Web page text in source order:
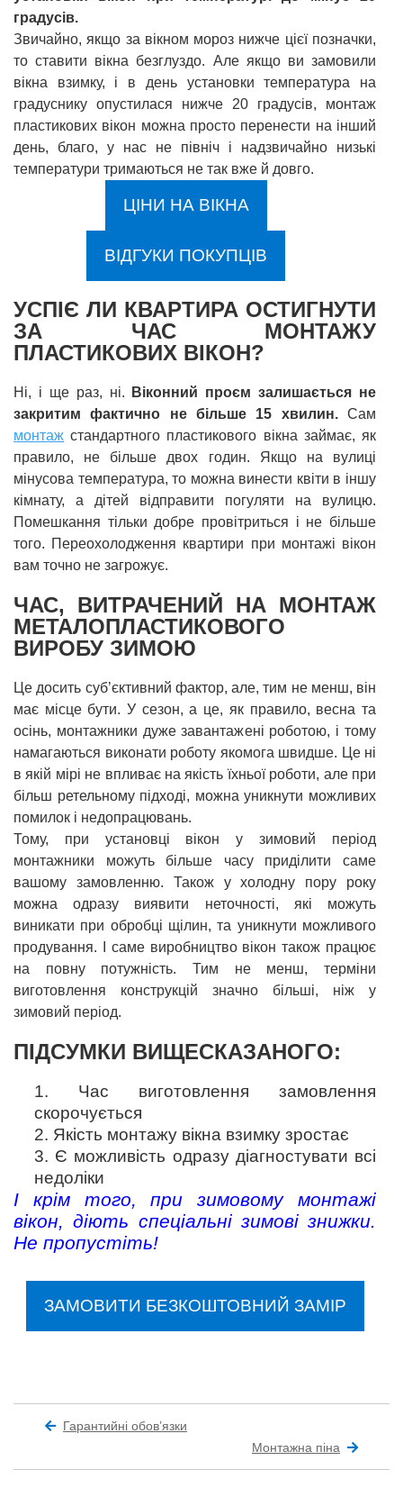
градусів.
Звичайно, якщо за вікном мороз нижче цієї позначки,
то ставити вікна безглуздо. Але якщо ви замовили
вікна взимку, і в день установки температура на
градуснику опустилася нижче 20 градусів, монтаж
пластикових вікон можна просто перенести на інший
день, благо, у нас не північ і надзвичайно низькі
температури тримаються не так вже й довго.
ЦІНИ НА ВІКНА
ВІДГУКИ ПОКУПЦІВ
УСПІЄ ЛИ КВАРТИРА ОСТИГНУТИ
ЗА ЧАС МОНТАЖУ
ПЛАСТИКОВИХ ВІКОН?
Ні, і ще раз, ні.
Віконний проєм залишається не
закритим фактично не більше 15 хвилин.Сам
монтаж стандартного пластикового вікна займає, як
правило, не більше двох годин. Якщо на вулиці
мінусова температура, то можна винести квіти в іншу
кімнату, а дітей відправити погуляти на вулицю.
Помешкання тільки добре провітриться і не більше
того. Переохолодження квартири при монтажі вікон
вам точно не загрожує.
ЧАС, ВИТРАЧЕНИЙ НА МОНТАЖ
МЕТАЛОПЛАСТИКОВОГО
ВИРОБУ ЗИМОЮ
Це досить суб’єктивний фактор, але, тим не менш, він
має місце бути. У сезон, а це, як правило, весна та
осінь, монтажники дуже завантажені роботою, і тому
намагаються виконати роботу якомога швидше. Це ні
в якій мірі не впливає на якість їхньої роботи, але при
більш ретельному підході, можна уникнути можливих
помилок і недопрацювань.
Тому, при установці вікон у зимовий період
монтажники можуть більше часу приділити саме
вашому замовленню. Також у холодну пору року
можна одразу виявити неточності, які можуть
виникати при обробці щілин, та уникнути можливого
продування. І саме виробництво вікон також працює
на повну потужність. Тим не менш, терміни
виготовлення конструкцій значно більші, ніж у
зимовий період.
ПІДСУМКИ ВИЩЕСКАЗАНОГО:
1. Час виготовлення замовлення
скорочується
2. Якість монтажу вікна взимку зростає
3. Є можливість одразу діагностувати всі
недоліки
І крім того, при зимовому монтажі
вікон, діють спеціальні зимові знижки.
Не пропустіть!
ЗАМОВИТИ БЕЗКОШТОВНИЙ ЗАМІР
Гарантийні обов’язки
Монтажна піна